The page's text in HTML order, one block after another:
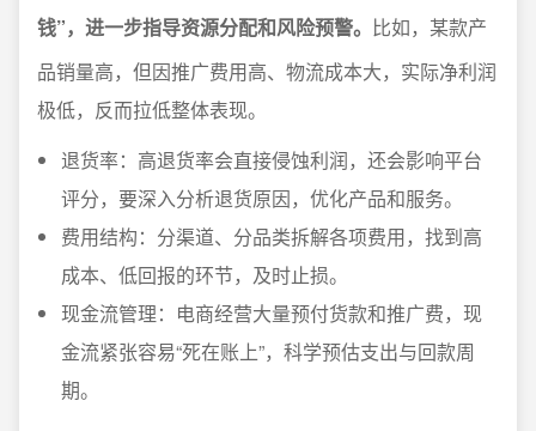
钱”，进一步指导资源分配和风险预警。 比如，某款产
品销量高，但因推广费用高、物流成本大，实际净利润
极低，反而拉低整体表现。
退货率：高退货率会直接侵蚀利润，还会影响平台
评分，要深入分析退货原因，优化产品和服务。
费用结构：分渠道、分品类拆解各项费用，找到高
成本、低回报的环节，及时止损。
现金流管理：电商经营大量预付货款和推广费，现
金流紧张容易“死在账上”，科学预估支出与回款周
期。